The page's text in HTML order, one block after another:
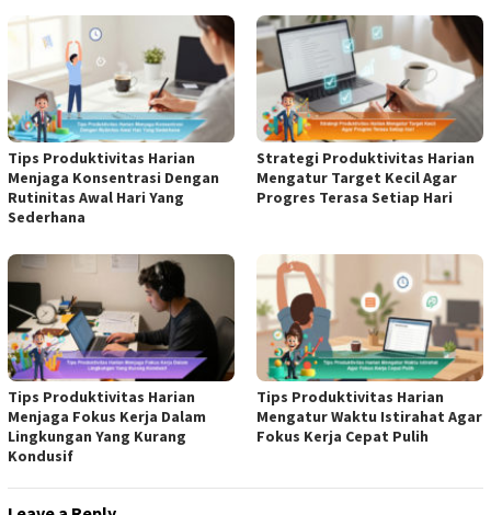
Tips Produktivitas Harian
Menjaga Konsentrasi Dengan
Rutinitas Awal Hari Yang
Sederhana
Strategi Produktivitas Harian
Mengatur Target Kecil Agar
Progres Terasa Setiap Hari
Tips Produktivitas Harian
Menjaga Fokus Kerja Dalam
Lingkungan Yang Kurang
Kondusif
Tips Produktivitas Harian
Mengatur Waktu Istirahat Agar
Fokus Kerja Cepat Pulih